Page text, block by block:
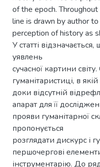
of the epoch.
line is drawn by author
perception of history as
У статті
уявлень
сучасної картини
гуманітаристиці, в якій
доки відсутній
апарат для її
прояви гуманітарної
пропонується
розглядати дискурс і
першочергові
інструментарію. До